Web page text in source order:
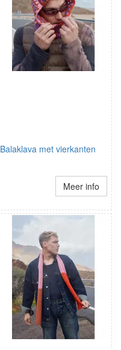
Balaklava met vierkanten
Meer info